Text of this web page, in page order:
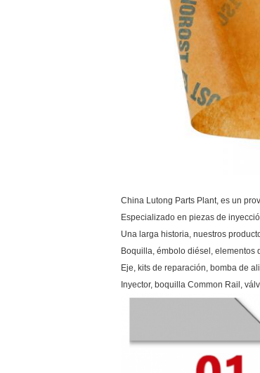
China Lutong Parts Plant, es un
Especializado en piezas de
Una larga historia, nuestros
Boquilla, émbolo diésel, elementos
Eje, kits de reparación, bomba de
Inyector, boquilla Common Rail,